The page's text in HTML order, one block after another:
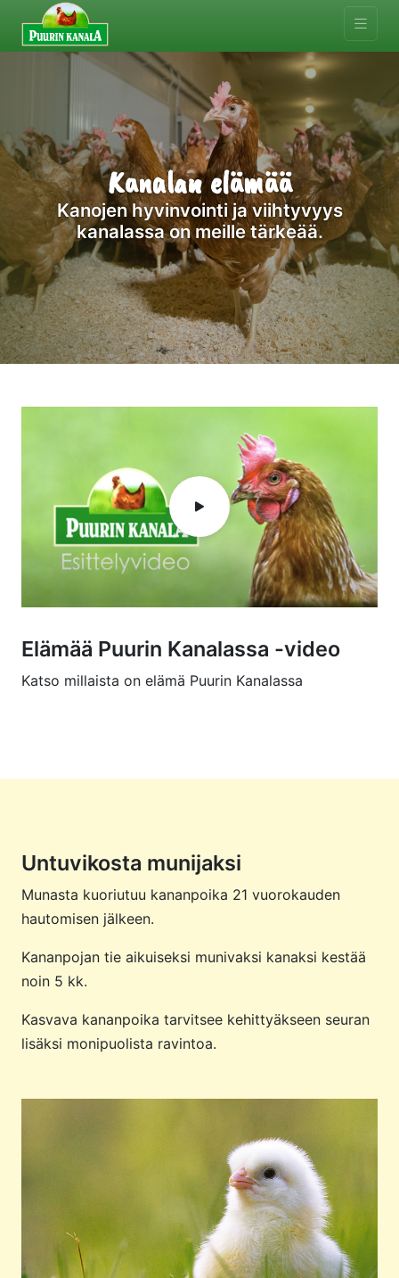
Kanalan elämää
Kanojen hyvinvointi ja viihtyvyys
kanalassa on meille tärkeää.
Elämää Puurin Kanalassa -video
Katso millaista on elämä Puurin Kanalassa
Untuvikosta munijaksi
Munasta kuoriutuu kananpoika 21 vuorokauden
hautomisen jälkeen.
Kananpojan tie aikuiseksi munivaksi kanaksi kestää
noin 5 kk.
Kasvava kananpoika tarvitsee kehittyäkseen seuran
lisäksi monipuolista ravintoa.